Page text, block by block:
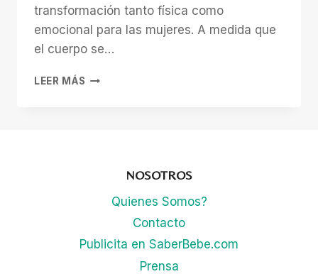
transformación tanto física como
emocional para las mujeres. A medida que
el cuerpo se…
LEER MÁS CAMBIOS
NOSOTROS
Quienes Somos?
Contacto
Publicita en SaberBebe.com
Prensa